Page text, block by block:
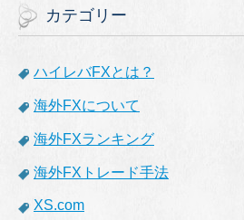
カテゴリー
ハイレバFXとは？
海外FXについて
海外FXランキング
海外FXトレード手法
XS.com